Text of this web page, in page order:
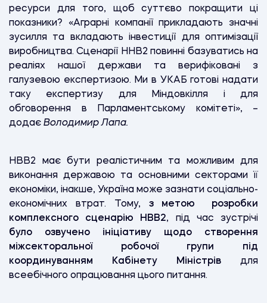
ресурси для того, щоб суттєво покращити ці
показники? «Аграрні компанії прикладають значні
зусилля та вкладають інвестиції для оптимізації
виробництва. Сценарії ННВ2 повинні базуватись на
реаліях нашої держави та верифіковані з
галузевою експертизою. Ми в УКАБ готові надати
таку експертизу для Міндовкілля і для
обговорення в Парламентському комітеті», –
додає Володимир Лапа.
НВВ2 має бути реалістичним та можливим для
виконання державою та основними секторами її
економіки, інакше, Україна може зазнати соціально-
економічних втрат. Тому, з метою розробки
комплексного сценарію НВВ2, під час зустрічі
було озвучено ініціативу щодо створення
міжсекторальної робочої групи під
координуванням Кабінету Міністрів для
всеебічного опрацювання цього питання.